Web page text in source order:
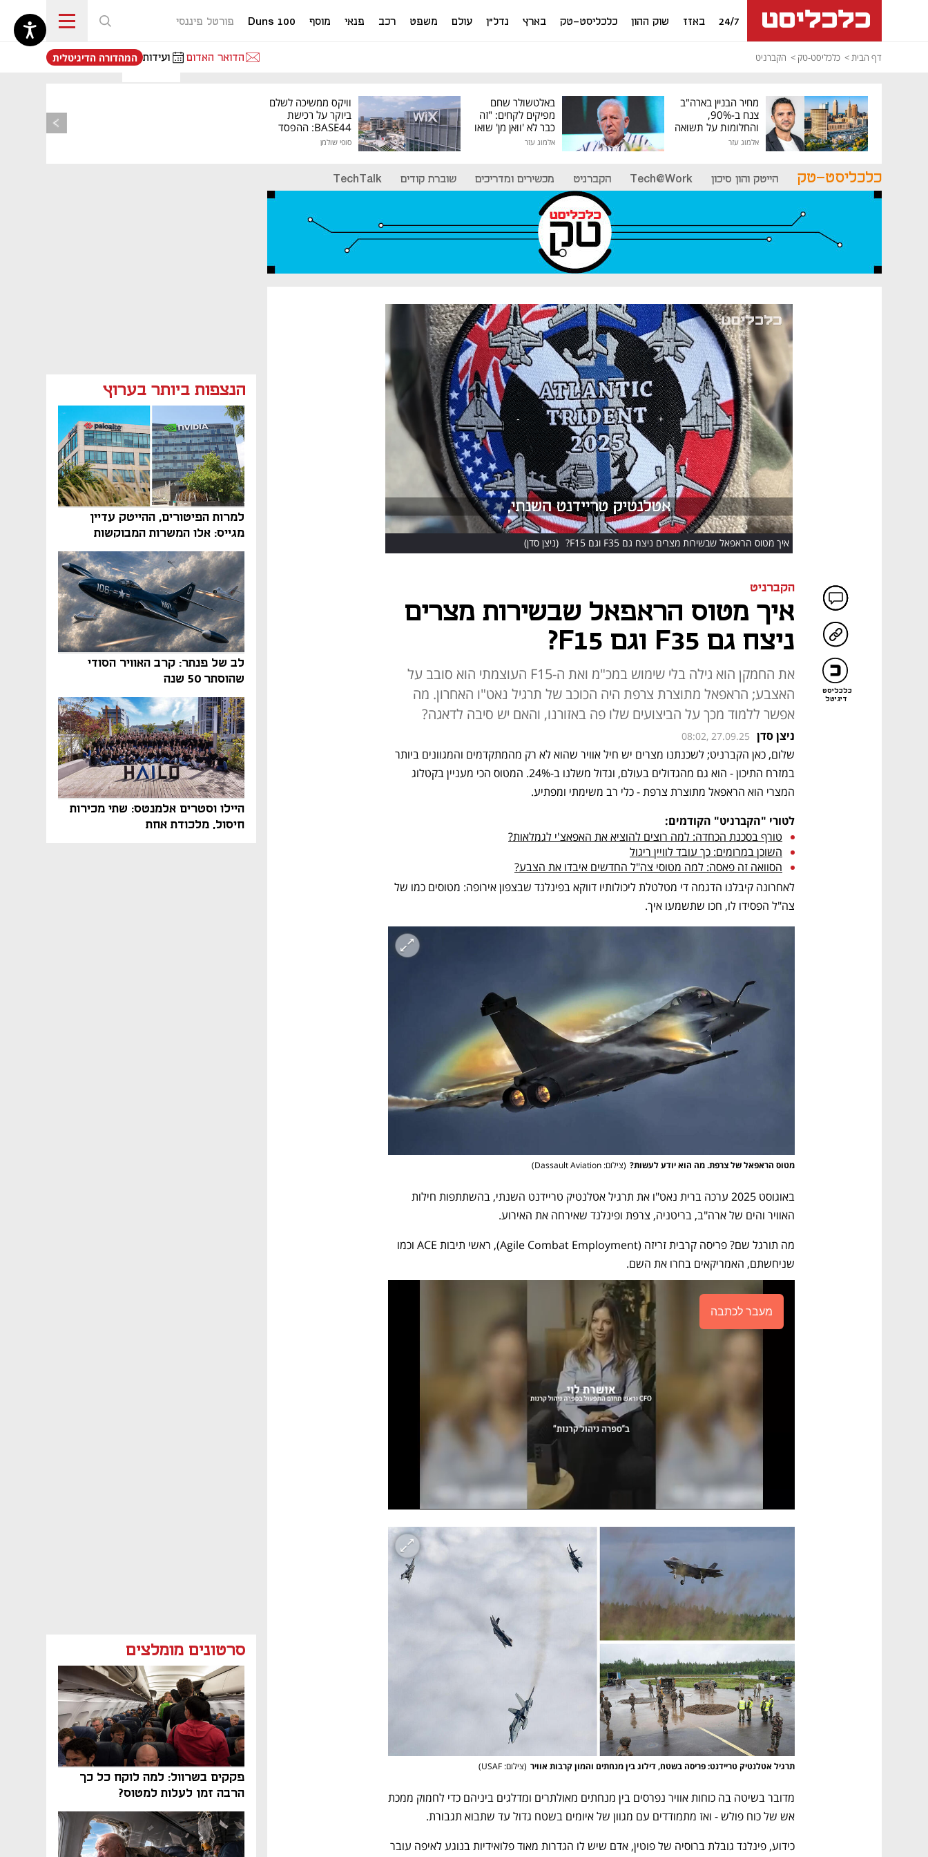
24/7 באזז שוק ההון כלכליסט-טק בארץ נדל"ן עולם משפט רכב פנאי מוסף Duns 100 פורטל פיננסי
דף הבית כלכליסט-טק הקברניט הדואר האדום ועידות
נפתח בכרטיסייה חדשה
המהדורה הדיגיטלית
מחיר הבניין בארה"ב
צנח ב-90%,
והחלומות על תשואה
גבוהה התנפצו
אלמוג עזר
באלטשולר שחם
מפיקים לקחים: "זה
כבר לא 'וואן מן' שואו
של גילעד"
אלמוג עזר
וויקס ממשיכה לשלם
ביוקר על רכישת
BASE44: ההפסד
סופי שולמן
כלכליסט-טק הייטק והון סיכון Tech@Work הקברניט מכשירים ומדריכים שוברת קודים TechTalk
הנצפות ביותר בערוץ
למרות הפיטורים, ההייטק עדיין
מגייס: אלו המשרות המבוקשות
והטיפים שיביאו אתכם לשם
לב של פנתר: קרב האוויר הסודי
שהוסתר 50 שנה
היילו וסטרים אלמנטס: שתי מכירות
חיסול, מלכודת אחת
סרטונים מומלצים
פקקים בשרוול: למה לוקח כל כך
הרבה זמן לעלות למטוס?
HD
איך מטוס הראפאל שבשירות מצרים ניצח גם F35 וגם F15? (ניצן סדן)
כלכליסט
דיגיטל
הקברניט
איך מטוס הראפאל שבשירות מצרים
ניצח גם F35 וגם F15?
את החמקן הוא גילה בלי שימוש במכ"מ ואת ה-F15 העוצמתי הוא סובב על
האצבע; הראפאל מתוצרת צרפת היה הכוכב של תרגיל נאט"ו האחרון. מה
אפשר ללמוד מכך על הביצועים שלו פה באזורנו, והאם יש סיבה לדאגה?
ניצן סדן 08:02, 27.09.25
המצרי הוא הראפאל מתוצרת צרפת - כלי רב משימתי ומפתיע.
לטורי "הקברניט" הקודמים:
טורף בסכנת הכחדה: למה רוצים להוציא את האפאצ'י לגמלאות?
השוכן במרומים: כך עובד לוויין ריגול
הסוואה זה פאסה: למה מטוסי צה"ל החדשים איבדו את הצבע?
צה"ל הפסידו לו, חכו שתשמעו איך.
מטוס הראפאל של צרפת. מה הוא יודע לעשות? (צילום: Dassault Aviation )
האוויר והים של ארה"ב, בריטניה, צרפת ופינלנד שאירחה את האירוע.
שניחשתם, האמריקאים בחרו את השם.
מעבר לכתבה
תרגיל אטלנטיק טריידנט: פריסה בשטח, דילוג בין מנחתים והמון קרבות אוויר (צילום: USAF )
אש של כוח פולש - ואז מתמודדים עם מגוון של איומים בשטח גדול עד שתבוא תגבורת.